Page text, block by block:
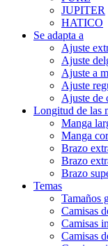
JUPITER
HATICO
Se adapta a
Ajuste
Ajuste
Ajuste a
Ajuste
Ajuste de
Longitud de las
Manga
Manga
Brazo
Brazo
Brazo
Temas
Tamaños
Camisas
Camisas
Camisas